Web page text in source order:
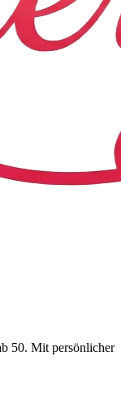
50. Mit persönlicher